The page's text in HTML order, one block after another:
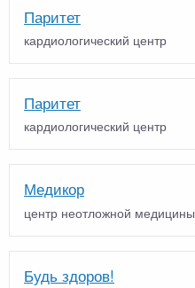
Паритет
кардиологический центр
Паритет
кардиологический центр
Медикор
центр неотложной медицины
Будь здоров!